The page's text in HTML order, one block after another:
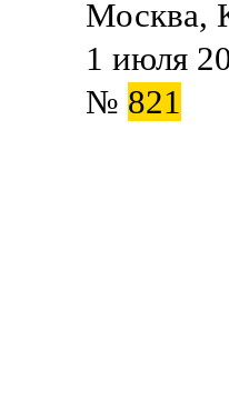
Москва,
1 июля
№ 821